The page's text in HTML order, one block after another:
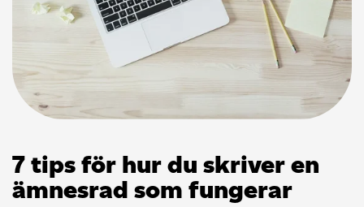
7 tips för hur du skriver en
ämnesrad som fungerar